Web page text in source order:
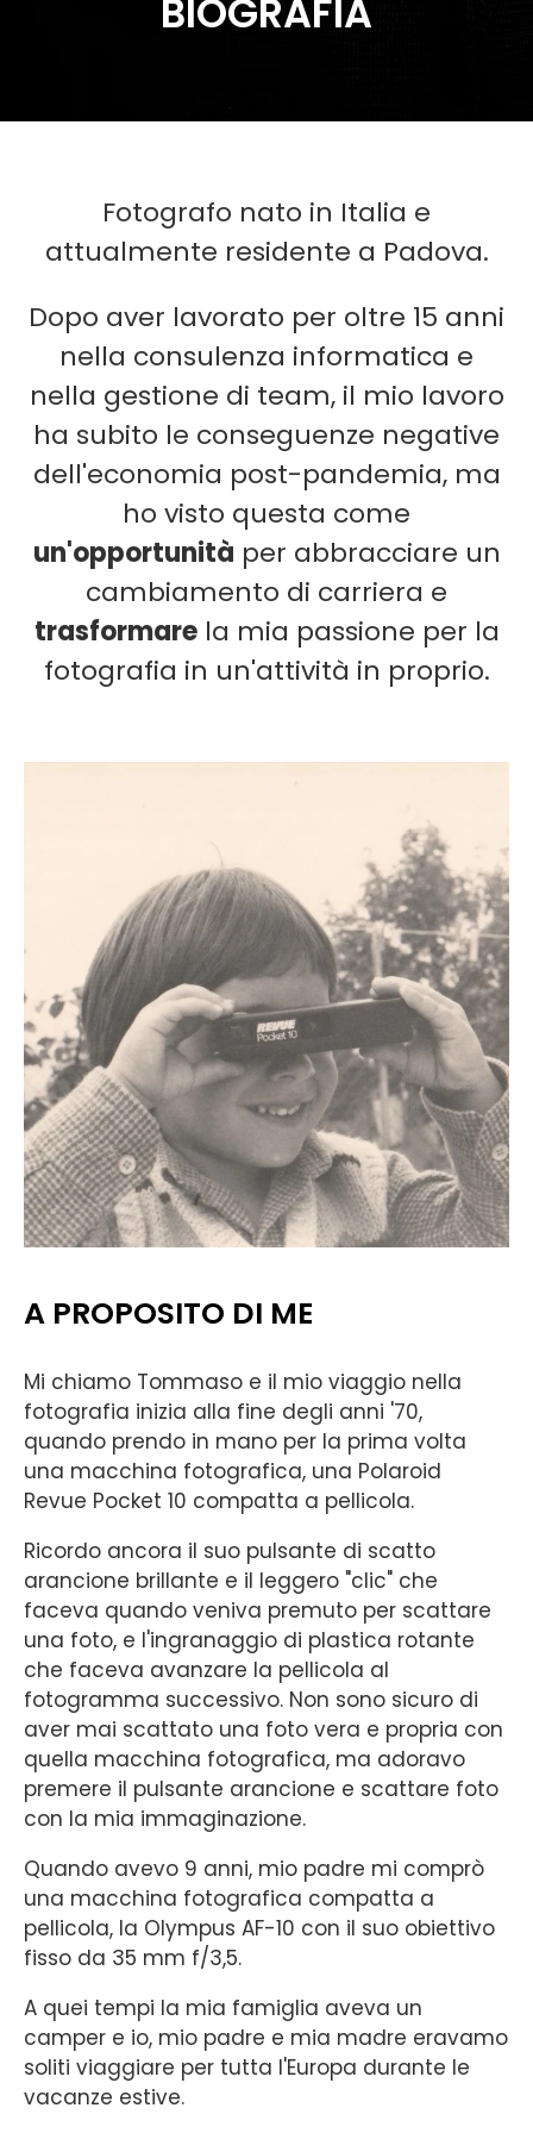
BIOGRAFIA
Fotografo nato in Italia e
attualmente residente a Padova.
Dopo aver lavorato per oltre 15 anni
nella consulenza informatica e
nella gestione di team, il mio lavoro
ha subito le conseguenze negative
dell'economia post-pandemia, ma
ho visto questa come
un'opportunità per abbracciare un
cambiamento di carriera e
trasformarela mia passione per la
fotografia in un'attività in proprio.
A PROPOSITO DI ME
Mi chiamo Tommaso e il mio viaggio nella
fotografia inizia alla fine degli anni '70,
quando prendo in mano per la prima volta
una macchina fotografica, una Polaroid
Revue Pocket 10 compatta a pellicola.
Ricordo ancora il suo pulsante di scatto
arancione brillante e il leggero "clic" che
faceva quando veniva premuto per scattare
una foto, e l'ingranaggio di plastica rotante
che faceva avanzare la pellicola al
fotogramma successivo. Non sono sicuro di
aver mai scattato una foto vera e propria con
quella macchina fotografica, ma adoravo
premere il pulsante arancione e scattare foto
con la mia immaginazione.
Quando avevo 9 anni, mio ​​padre mi comprò
una macchina fotografica compatta a
pellicola, la Olympus AF-10 con il suo obiettivo
fisso da 35 mm f/3,5.
A quei tempi la mia famiglia aveva un
camper e io, mio ​​padre e mia madre eravamo
soliti viaggiare per tutta l'Europa durante le
vacanze estive.